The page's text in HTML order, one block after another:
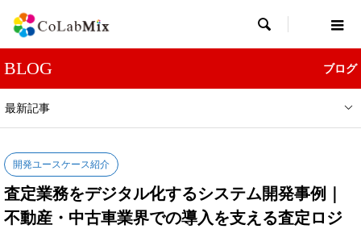

BLOG ブログ
最新記事
開発ユースケース紹介
査定業務をデジタル化するシステム開発事例｜
不動産・中古車業界での導入を支える査定ロジ